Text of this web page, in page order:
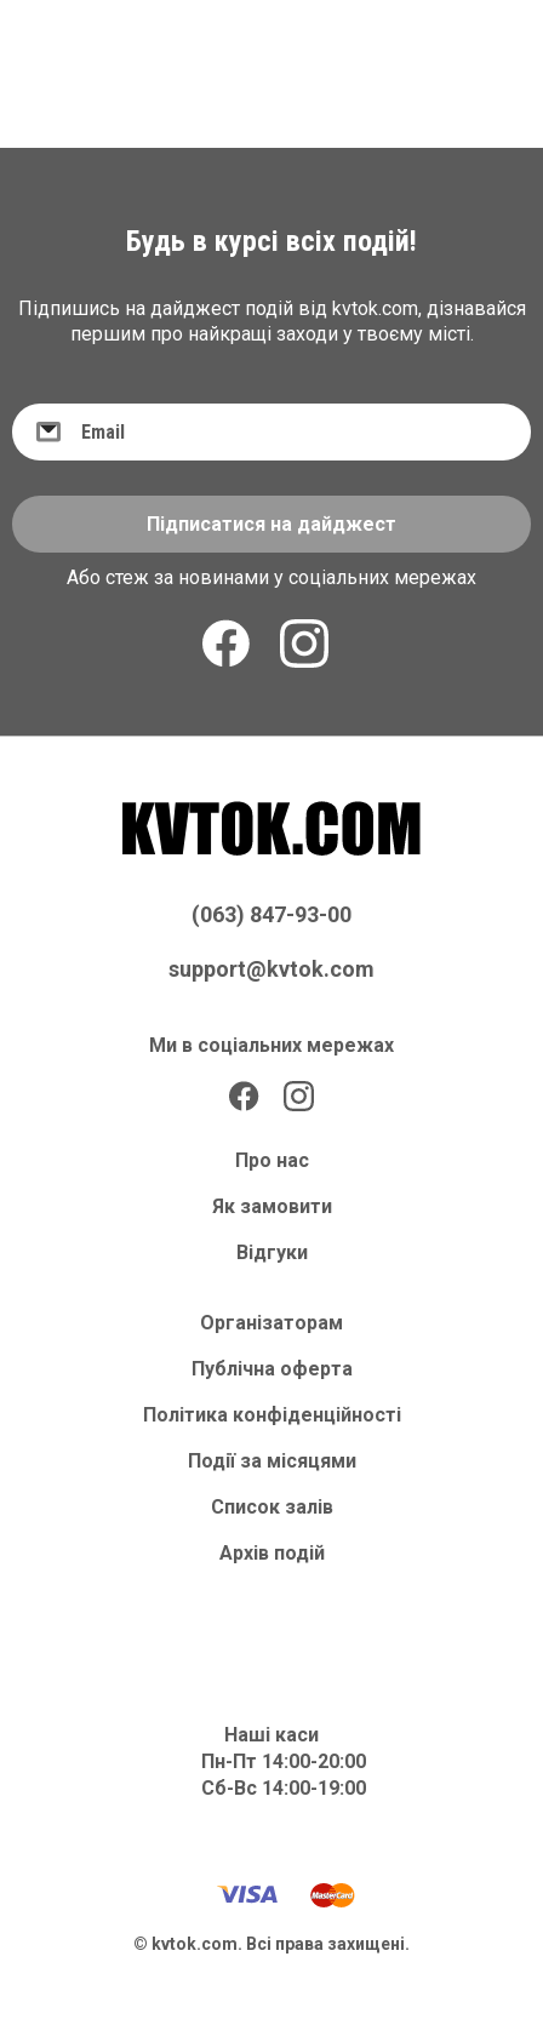
Будь в курсі всіх подій!
Підпишись на дайджест подій від kvtok.com, дізнавайся
першим про найкращі заходи у твоєму місті.
Підписатися на дайджест
Або стеж за новинами у соціальних мережах
(063) 847-93-00
support@kvtok.com
Ми в соціальних мережах
Про нас
Як замовити
Відгуки
Організаторам
Публічна оферта
Політика конфіденційності
Події за місяцями
Список залів
Архів подій
Наші каси
Пн-Пт 14:00-20:00
Сб-Вс 14:00-19:00
© kvtok.com. Всі права захищені.